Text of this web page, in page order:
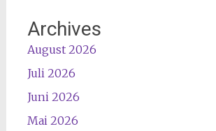
Archives
August 2026
Juli 2026
Juni 2026
Mai 2026